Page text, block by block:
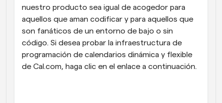
nuestro producto sea igual de acogedor para
aquellos que aman codificar y para aquellos que
son fanáticos de un entorno de bajo o sin
código. Si desea probar la infraestructura de
programación de calendarios dinámica y flexible
de Cal.com, haga clic en el enlace a continuación.